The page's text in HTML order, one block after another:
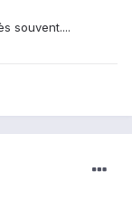
souvent....